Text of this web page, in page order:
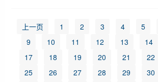
上一页 1 2 3 4 5
9
10 11 12 13 14
17
18 19 20 21 22
25
26 27 28 29 30